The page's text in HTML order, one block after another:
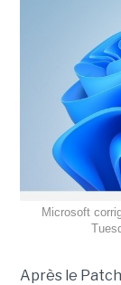
Microsoft
Après le